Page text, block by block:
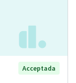
Acceptada